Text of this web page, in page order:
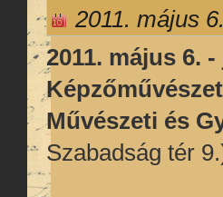
2011. május
2011. május 6.
Művészeti és
Szabadság tér